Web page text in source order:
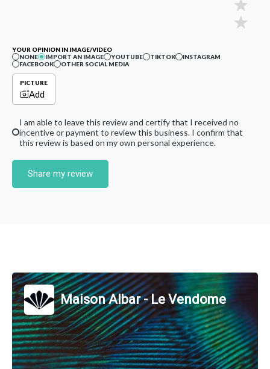
YOUR OPINION IN IMAGE/VIDEO
NONE
IMPORT AN IMAGE YOUTUBE TIKTOK
INSTAGRAM
FACEBOOK
OTHER SOCIAL MEDIA
PICTURE
Add
I am able to leave this review and certify that I received no
incentive or payment to review this business. I confirm that
this review is based on my own personal experience.
Share my review
Maison Albar - Le Vendome